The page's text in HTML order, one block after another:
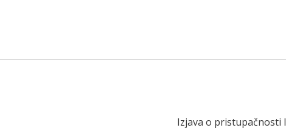
Izjava o pristupačnosti I